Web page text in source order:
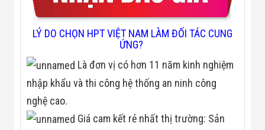
LÝ DO CHỌN HPT VIỆT NAM LÀM ĐỐI TÁC CUNG
ỨNG?
Là đơn vị có hơn 11 năm kinh nghiệm
nhập khẩu và thi công hệ thống an ninh công
nghệ cao.
Giá cam kết rẻ nhất thị trường: Sản